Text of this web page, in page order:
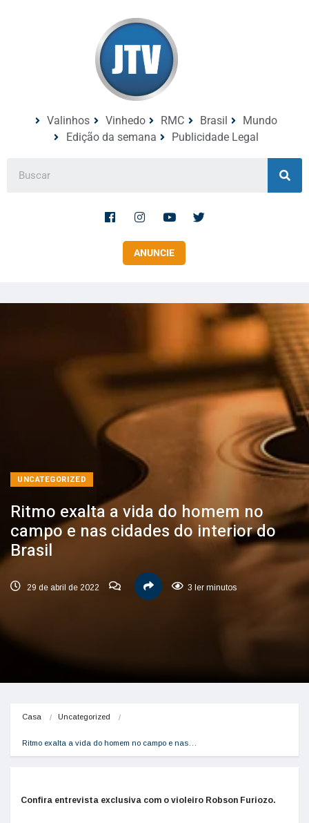
Valinhos Vinhedo RMC Brasil
Mundo
Edição da semana
Publicidade Legal
ANUNCIE
UNCATEGORIZED
Ritmo exalta a vida do homem no
campo e nas cidades do interior do
Brasil
29 de abril de 2022 3 ler minutos
Casa Uncategorized
Ritmo exalta a vida do homem no campo e nas…
Confira entrevista exclusiva com o violeiro Robson Furiozo.